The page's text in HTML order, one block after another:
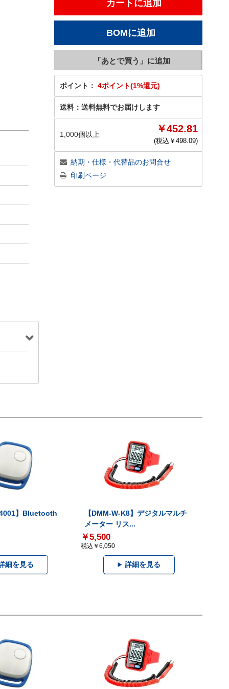
ポイント： 4ポイント(1%還元)
送料： 送料無料でお届けします
1,000個以上 ￥452.81
(税込￥ 498.09)
納期・仕様・代替品のお問合せ
印刷ページ
】Bluetooth
細を見る
【DMM-W-K8】デジタルマルチ
メーター リス...
￥5,500
税込￥6,050
詳細を見る